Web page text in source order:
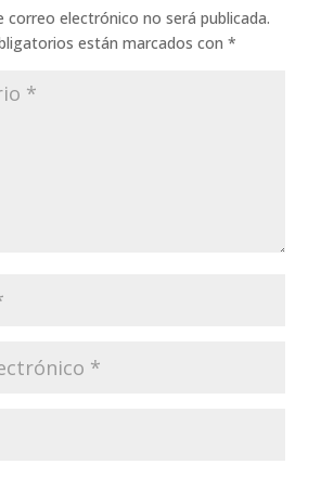
correo electrónico no será publicada.
están marcados con *